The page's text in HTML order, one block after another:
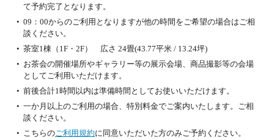
て予約完了となります。
09：00からのご利用となりますが他の時間をご希望の場合はご相
談ください。
茶室1棟（1F・2F） 広さ 24畳(43.77平米 / 13.24坪)
お茶会の開催場所やギャラリー等の展示会場、商品撮影等の会場
としてご利用いただけます。
前後合計1時間以内は準備時間としてお使いいただけます。
一か月以上のご利用の場合、特別料金でご案内いたします。ご相
談ください。
こちらのご利用規約に同意いただいた方のみご予約ください。